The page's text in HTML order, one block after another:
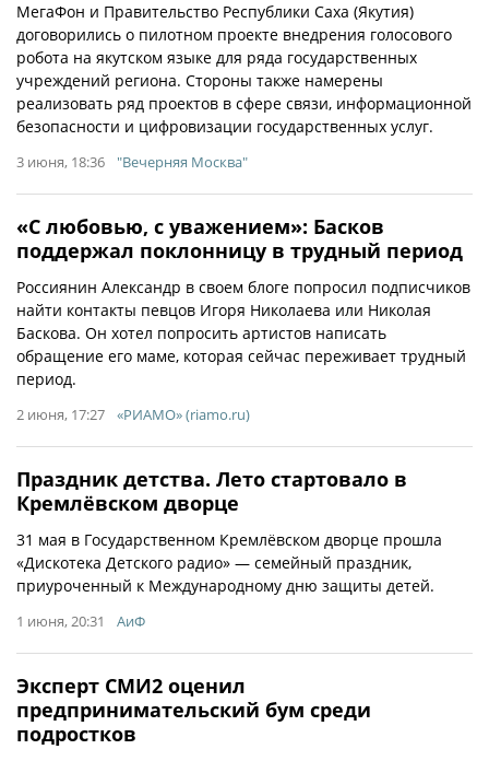
МегаФон и Правительство Республики Саха (Якутия)
договорились о пилотном проекте внедрения голосового
робота на якутском языке для ряда государственных
учреждений региона. Стороны также намерены
реализовать ряд проектов в сфере связи, информационной
безопасности и цифровизации государственных услуг.
3 июня, 18:36 "Вечерняя Москва"
«С любовью, с уважением»: Басков
поддержал поклонницу в трудный период
Россиянин Александр в своем блоге попросил подписчиков
найти контакты певцов Игоря Николаева или Николая
Баскова. Он хотел попросить артистов написать
обращение его маме, которая сейчас переживает трудный
период.
2 июня, 17:27 «РИАМО» (riamo.ru)
Праздник детства. Лето стартовало в
Кремлёвском дворце
31 мая в Государственном Кремлёвском дворце прошла
«Дискотека Детского радио» — семейный праздник,
приуроченный к Международному дню защиты детей.
1 июня, 20:31 АиФ
Эксперт СМИ2 оценил
предпринимательский бум среди
подростков